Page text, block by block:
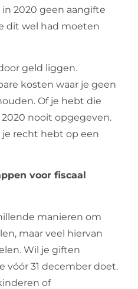
2020 geen aangifte
dit wel had moeten
geld liggen.
kosten waar je geen
Of je hebt die
nooit opgegeven.
je recht hebt op een
voor fiscaal
manieren om
maar veel hiervan
Wil je giften
vóór 31 december doet.
of